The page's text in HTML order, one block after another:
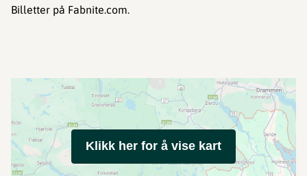
Billetter på Fabnite.com.
Klikk her for å vise kart